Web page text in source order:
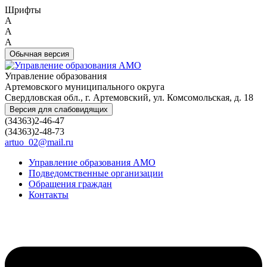
Шрифты
A
A
A
Обычная версия
Управление образования
Артемовского муниципального округа
Свердловская обл., г. Артемовский, ул. Комсомольская, д. 18
Версия для слабовидящих
(34363)2-46-47
(34363)2-48-73
artuo_02@mail.ru
Управление образования АМО
Подведомственные организации
Обращения граждан
Контакты